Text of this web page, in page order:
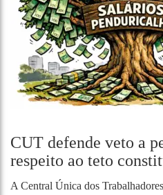
CUT defende veto a
respeito ao teto
A Central Única dos